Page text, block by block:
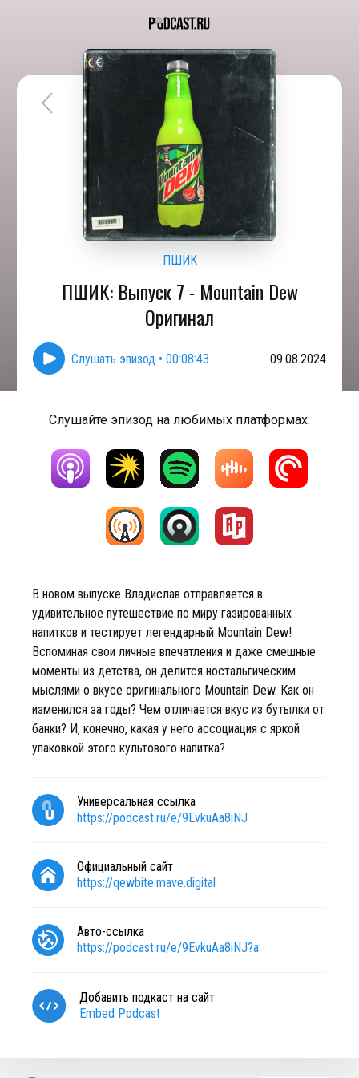
ПШИК
ПШИК: Выпуск 7 - Mountain Dew
Оригинал
Слушать эпизод • 00:08:43 09.08.2024
Слушайте эпизод на любимых платформах:
В новом выпуске Владислав отправляется в
удивительное путешествие по миру газированных
напитков и тестирует легендарный Mountain Dew!
Вспоминая свои личные впечатления и даже смешные
моменты из детства, он делится ностальгическим
мыслями о вкусе оригинального Mountain Dew. Как он
изменился за годы? Чем отличается вкус из бутылки от
банки? И, конечно, какая у него ассоциация с яркой
упаковкой этого культового напитка?
Универсальная ссылка
https://podcast.ru/e/9EvkuAa8iNJ
Официальный сайт
https://qewbite.mave.digital
Авто-ссылка
https://podcast.ru/e/9EvkuAa8iNJ?a
Добавить подкаст на сайт
Embed Podcast